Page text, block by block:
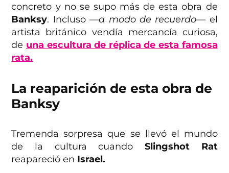
concreto y no se supo más de esta obra de
Banksy. Incluso—a modo de recuerdo— el
artista británico vendía mercancía curiosa,
de una escultura de réplica de esta famosa
rata.
La reaparición de esta obra de
Banksy
Tremenda sorpresa que se llevó el mundo
de la cultura cuando Slingshot Rat
reapareció en Israel.